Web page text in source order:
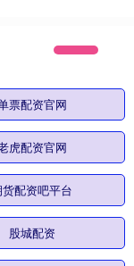
票配资官网
虎配资官网
配资吧平台
股城配资